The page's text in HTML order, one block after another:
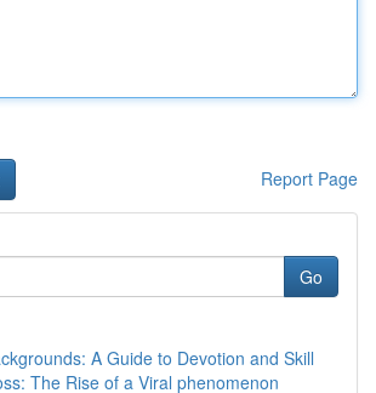
Report Page
Go
A Guide to Devotion and Skill
The Rise of a Viral phenomenon